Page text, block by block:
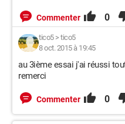
Commenter 0
tico5> tico5
8 oct. 2015 à 19:45
au 3ième essai j'ai réussi
remerci
Commenter 0